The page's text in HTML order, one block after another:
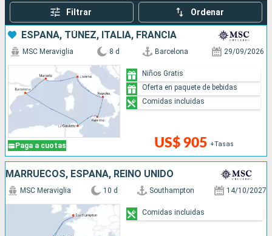
Filtrar Ordenar
ESPAÑA, TÚNEZ, ITALIA, FRANCIA
Paga a cuotas
MSC Meraviglia 8 d Barcelona 29/09/2026
US$ 905 +Tasas
Niños Gratis
Oferta en paquete de bebidas
Comidas incluidas
MARRUECOS, ESPAÑA, REINO UNIDO
MSC Meraviglia 10 d Southampton 14/10/2027
Comidas incluidas